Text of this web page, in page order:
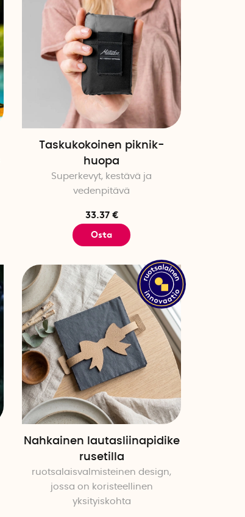
Taskukokoinen piknik-
huopa
Superkevyt, kestävä ja
vedenpitävä
33.37 €
Osta
Nahkainen lautasliinapidike
rusetilla
ruotsalaisvalmisteinen design,
jossa on koristeellinen
yksityiskohta